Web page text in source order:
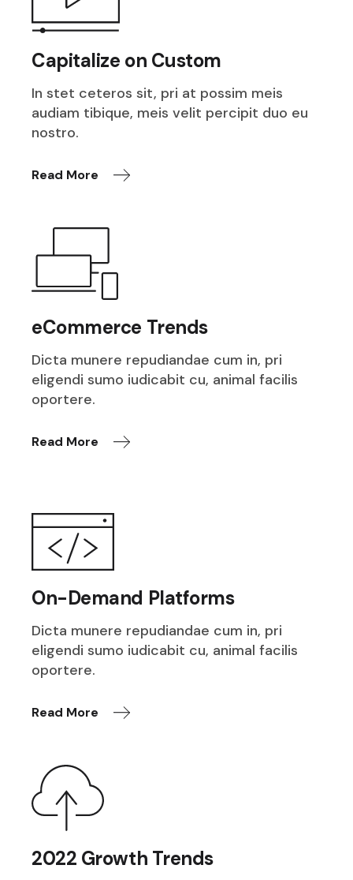
Capitalize on Custom
In stet ceteros sit, pri at possim meis
audiam tibique, meis velit percipit duo eu
nostro.
Read More
eCommerce Trends
Dicta munere repudiandae cum in, pri
eligendi sumo iudicabit cu, animal facilis
oportere.
Read More
On-Demand Platforms
Dicta munere repudiandae cum in, pri
eligendi sumo iudicabit cu, animal facilis
oportere.
Read More
2022 Growth Trends